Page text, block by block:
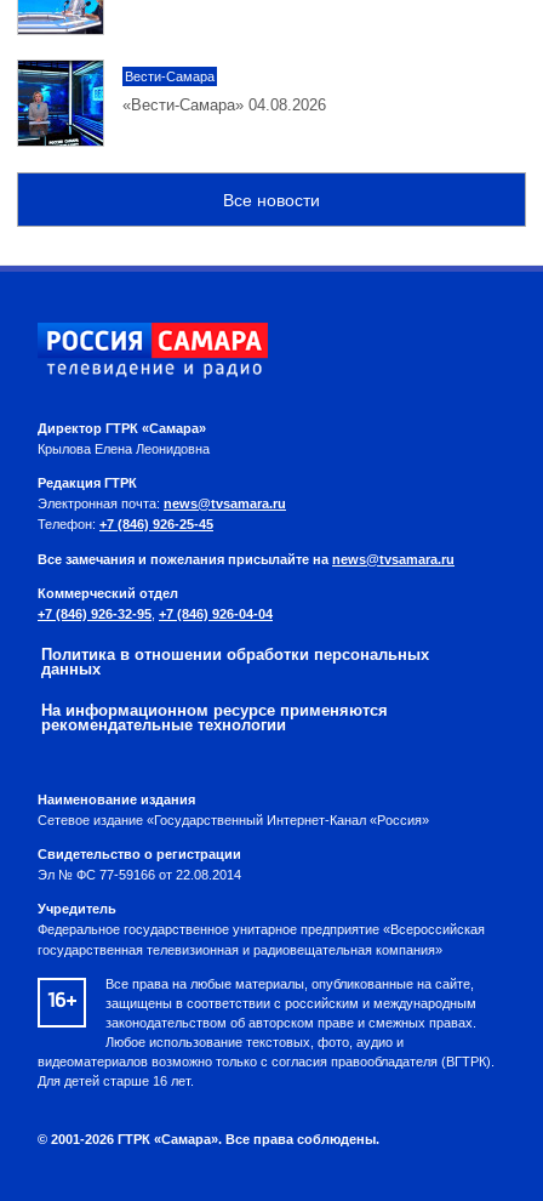
Вести-Самара
«Вести-Самара» 04.08.2026
Все новости
Директор ГТРК «Самара»
Крылова Елена Леонидовна
Редакция ГТРК
Электронная почта: news@tvsamara.ru
Телефон: +7 (846) 926-25-45
Все замечания и пожелания присылайте на news@tvsamara.ru
Коммерческий отдел
+7 (846) 926-32-95 +7 (846) 926-04-04
Политика в отношении обработки персональных
данных
На информационном ресурсе применяются
рекомендательные технологии
Наименование издания
Сетевое издание «Государственный Интернет-Канал «Россия»
Свидетельство о регистрации
Эл № ФС 77-59166 от 22.08.2014
Учредитель
Федеральное государственное унитарное предприятие «Всероссийская
государственная телевизионная и радиовещательная компания»
16+
Все права на любые материалы, опубликованные на сайте,
защищены в соответствии с российским и международным
законодательством об авторском праве и смежных правах.
Любое использование текстовых, фото, аудио и
видеоматериалов возможно только с согласия правообладателя (ВГТРК).
Для детей старше 16 лет.
© 2001-2026 ГТРК «Самара». Все права соблюдены.